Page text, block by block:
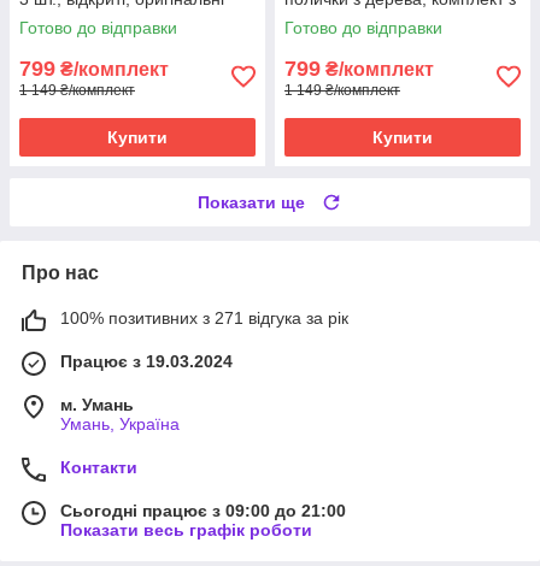
для стіни.
Готово до відправки
799 ₴/комплект
1 149 ₴/комплект
Купити
трьох штук.
Готово до відправки
799 ₴/комплект
1 149 ₴/комплект
Купити
Показати ще
Про нас
100% позитивних з 271 відгука за рік
Працює з 19.03.2024
м. Умань
Умань, Україна
Контакти
Сьогодні працює з 09:00 до 21:00
Показати весь графік роботи